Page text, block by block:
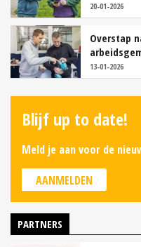
20-01-2026
Overstap
13-01-2026
Blijf up to date!
Meld je aan voor de
AANMELDEN
PARTNERS